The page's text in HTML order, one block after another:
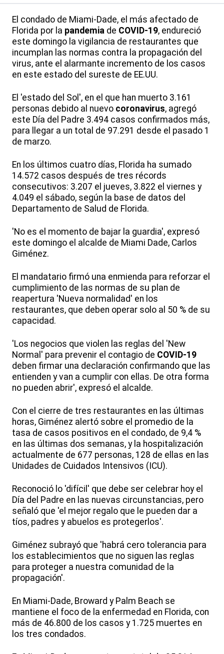
El condado de Miami-Dade, el más afectado de
Florida por la pandemia de COVID-19, endureció
este domingo la vigilancia de restaurantes que
incumplan las normas contra la propagación del
virus, ante el alarmante incremento de los casos
en este estado del sureste de EE.UU.
El 'estado del Sol', en el que han muerto 3.161
personas debido al nuevo coronavirus, agregó
este Día del Padre 3.494 casos confirmados más,
para llegar a un total de 97.291 desde el pasado 1
de marzo.
En los últimos cuatro días, Florida ha sumado
14.572 casos después de tres récords
consecutivos: 3.207 el jueves, 3.822 el viernes y
4.049 el sábado, según la base de datos del
Departamento de Salud de Florida.
'No es el momento de bajar la guardia', expresó
este domingo el alcalde de Miami Dade, Carlos
Giménez.
El mandatario firmó una enmienda para reforzar el
cumplimiento de las normas de su plan de
reapertura 'Nueva normalidad' en los
restaurantes, que deben operar solo al 50 % de su
capacidad.
'Los negocios que violen las reglas del 'New
Normal' para prevenir el contagio de COVID-19
deben firmar una declaración confirmando que las
entienden y van a cumplir con ellas. De otra forma
no pueden abrir', expresó el alcalde.
Con el cierre de tres restaurantes en las últimas
horas, Giménez alertó sobre el promedio de la
tasa de casos positivos en el condado, de 9,4 %
en las últimas dos semanas, y la hospitalización
actualmente de 677 personas, 128 de ellas en las
Unidades de Cuidados Intensivos (ICU).
Reconoció lo 'difícil' que debe ser celebrar hoy el
Día del Padre en las nuevas circunstancias, pero
señaló que 'el mejor regalo que le pueden dar a
tíos, padres y abuelos es protegerlos'.
Giménez subrayó que 'habrá cero tolerancia para
los establecimientos que no siguen las reglas
para proteger a nuestra comunidad de la
propagación'.
En Miami-Dade, Broward y Palm Beach se
mantiene el foco de la enfermedad en Florida, con
más de 46.800 de los casos y 1.725 muertes en
los tres condados.